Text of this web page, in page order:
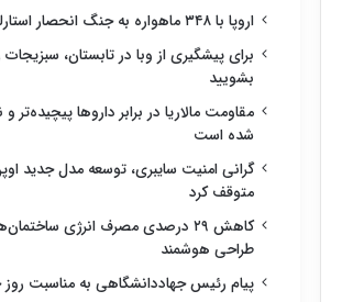
اروپا با ۳۴۸ ماهواره به جنگ انحصار استارلینک می‌رود
برای پیشگیری از وبا در تابستان،
بشویید
مقاومت مالاریا در برابر داروها پیچیده‌تر و
شده است
گرانی امنیت سایبری، توسعه مدل جدید
متوقف کرد
کاهش ۲۹ درصدی مصرف انرژی
طراحی هوشمند
پیام رئیس جهاددانشگاهی به مناسبت روز